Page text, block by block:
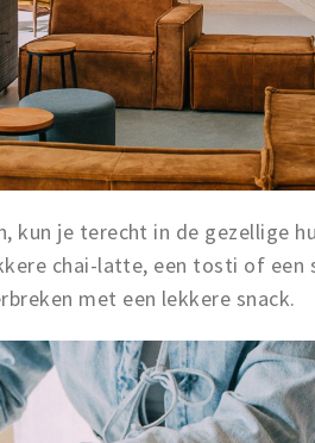
kun je terecht in de gezellige
chai-latte, een tosti of een
met een lekkere snack.